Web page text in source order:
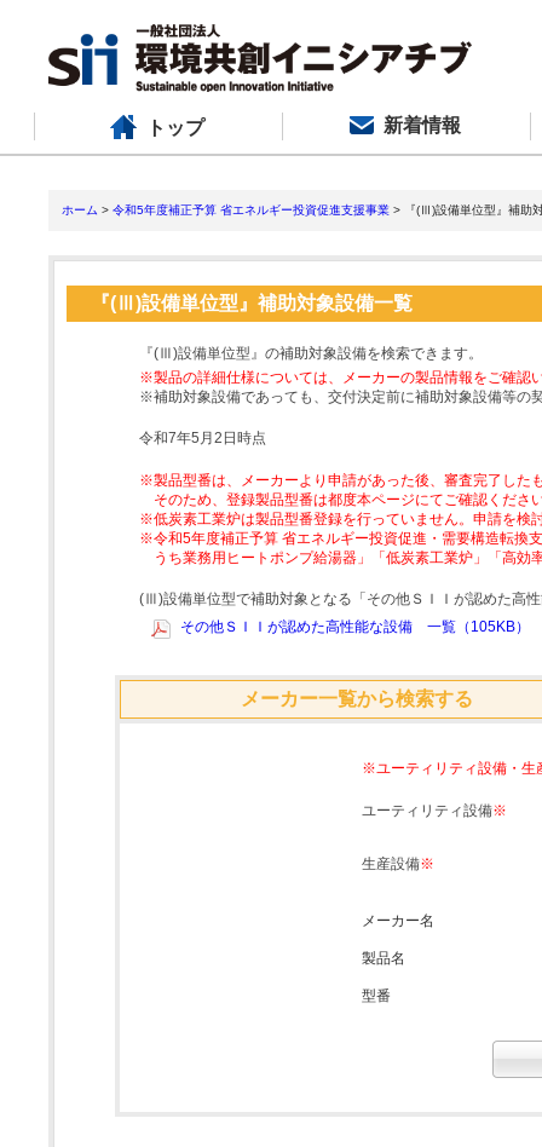
トップ 新着情報
ホーム > 令和5年度補正予算 省エネルギー投資促進支援事業 > 『(Ⅲ)設備単位型』補助
『(Ⅲ)設備単位型』補助対象設備一覧
『(Ⅲ)設備単位型』の補助対象設備を検索できます。
※製品の詳細仕様については、メーカーの製品情報をご確認
※補助対象設備であっても、交付決定前に補助対象設備等の
令和7年5月2日時点
※製品型番は、メーカーより申請があった後、審査完了した
そのため、登録製品型番は都度本ページにてご確認くださ
※低炭素工業炉は製品型番登録を行っていません。申請を検
※令和5年度補正予算 省エネルギー投資促進・需要構造転換
うち業務用ヒートポンプ給湯器」「低炭素工業炉」「高
(Ⅲ)設備単位型で補助対象となる「その他ＳＩＩが認めた高
その他ＳＩＩが認めた高性能な設備 一覧（105KB）
メーカー一覧から検索する
※ユーティリティ設備・生
ユーティリティ設備※
生産設備※
メーカー名
製品名
型番